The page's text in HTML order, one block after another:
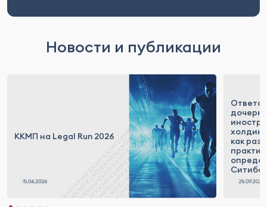
Новости и публикации
ККМП на Legal Run 2026
как